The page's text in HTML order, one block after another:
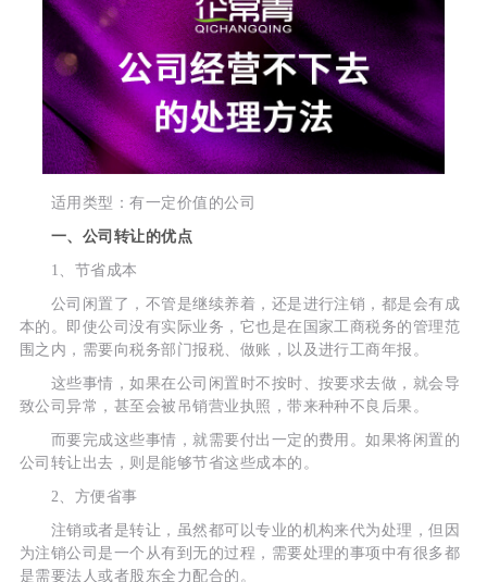
适用类型：有一定价值的公司
一、公司转让的优点
1、节省成本
公司闲置了，不管是继续养着，还是进行注销，都是会有成
本的。即使公司没有实际业务，它也是在国家工商税务的管理范
围之内，需要向税务部门报税、做账，以及进行工商年报。
这些事情，如果在公司闲置时不按时、按要求去做，就会导
致公司异常，甚至会被吊销营业执照，带来种种不良后果。
而要完成这些事情，就需要付出一定的费用。如果将闲置的
公司转让出去，则是能够节省这些成本的。
2、方便省事
注销或者是转让，虽然都可以专业的机构来代为处理，但因
为注销公司是一个从有到无的过程，需要处理的事项中有很多都
是需要法人或者股东全力配合的。